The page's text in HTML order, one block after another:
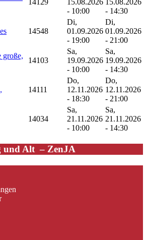
14129
15.08.2026
- 10:00
15.08.2026
- 14:30
14548
Di,
01.09.2026
- 19:00
Di,
01.09.2026
- 21:00
große,
14103
Sa,
19.09.2026
- 10:00
Sa,
19.09.2026
- 14:30
14111
Do,
12.11.2026
- 18:30
Do,
12.11.2026
- 21:00
14034
Sa,
21.11.2026
- 10:00
Sa,
21.11.2026
- 14:30
und Alt – ZenJA